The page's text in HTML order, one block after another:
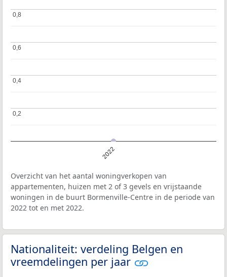
2022
0,2
0,2
0,4
0,4
0,6
0,6
0,8
0,8
Overzicht van het aantal woningverkopen van
appartementen, huizen met 2 of 3 gevels en vrijstaande
woningen in de buurt Bormenville-Centre in de periode van
2022 tot en met 2022.
Nationaliteit: verdeling Belgen en
vreemdelingen per jaar